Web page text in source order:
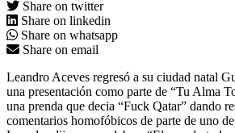
Share on twitter
Share on linkedin
Share on whatsapp
Share on email
Leandro Aceves regresó a su ciudad natal
una presentación como parte de “Tu Alma
una prenda que decia “Fuck Qatar” dando
comentarios homofóbicos de parte de uno